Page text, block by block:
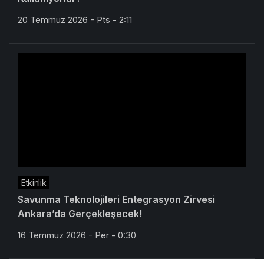
20 Temmuz 2026 - Pts - 2:11
Etkinlik
Savunma Teknolojileri Entegrasyon Zirvesi
Ankara’da Gerçekleşecek!
16 Temmuz 2026 - Per - 0:30